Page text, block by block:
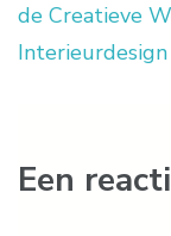
de Creatieve
Interieurdesign
Een